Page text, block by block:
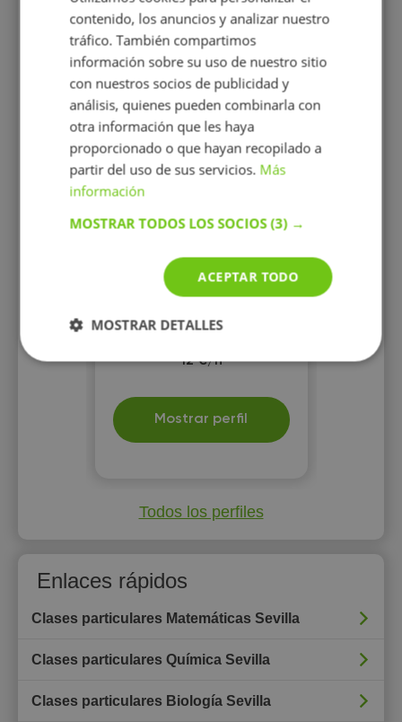
Alicia Fuentes Claro
Hola, Mi nombre es Alicia.Soy
particulares de matemáticas,
de tres años de experiencia
12 €/h
Mostrar perfil
Todos los perfiles
Enlaces rápidos
Clases particulares Matemáticas Sevilla
Clases particulares Química Sevilla
Clases particulares Biología Sevilla
contenido, los anuncios y analizar nuestro
tráfico. También compartimos
información sobre su uso de nuestro sitio
con nuestros socios de publicidad y
análisis, quienes pueden combinarla con
otra información que les haya
proporcionado o que hayan recopilado a
partir del uso de sus servicios. Más
información
MOSTRAR TODOS LOS SOCIOS(3) →
ACEPTAR TODO
MOSTRAR DETALLES